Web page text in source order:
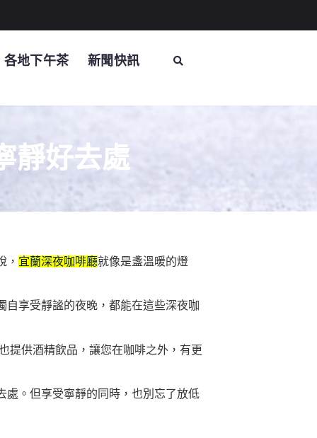
各地下午茶 新聞快訊
靜好去處
， 宜蘭深夜咖啡廳就像是盞溫暖的燈
享受靜謐的夜晚，都能在這些深夜咖
提供酒精飲品，讓您在咖啡之外，有更
處。但享受寧靜的同時，也別忘了放低